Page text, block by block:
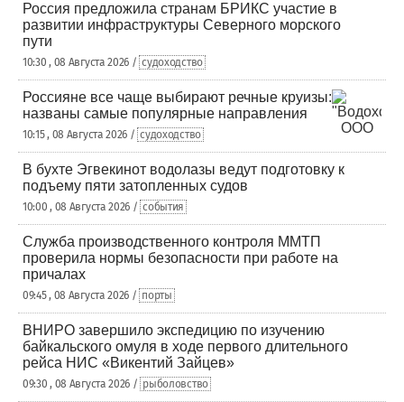
Россия предложила странам БРИКС участие в
развитии инфраструктуры Северного морского
пути
10:30 , 08 Августа 2026 / судоходство
Россияне все чаще выбирают речные круизы:
названы самые популярные направления
10:15 , 08 Августа 2026 / судоходство
В бухте Эгвекинот водолазы ведут подготовку к
подъему пяти затопленных судов
10:00 , 08 Августа 2026 / события
Служба производственного контроля ММТП
проверила нормы безопасности при работе на
причалах
09:45 , 08 Августа 2026 / порты
ВНИРО завершило экспедицию по изучению
байкальского омуля в ходе первого длительного
рейса НИС «Викентий Зайцев»
09:30 , 08 Августа 2026 / рыболовство